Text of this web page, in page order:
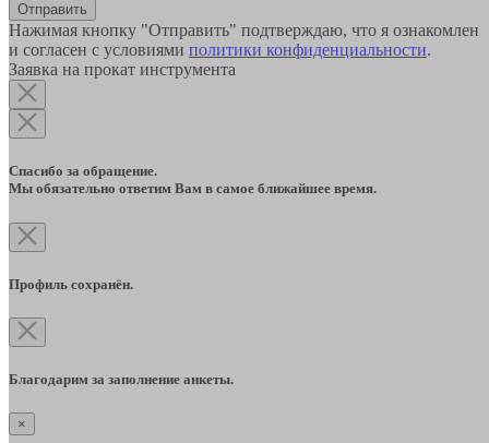
Отправить
Нажимая кнопку "Отправить" подтверждаю, что я ознакомлен
и согласен с условиями политики конфиденциальности.
Заявка на прокат инструмента
Спасибо за обращение.
Мы обязательно ответим Вам в самое ближайшее время.
Профиль сохранён.
Благодарим за заполнение анкеты.
×